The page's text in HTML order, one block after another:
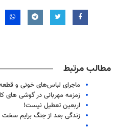
مطالب مرتبط
ماجرای لباس‌های خونی و
زمزمه مهربانی در گوشی های
اربعین تعطیل نیست!
زندگی بعد از جنگ برایم سخت